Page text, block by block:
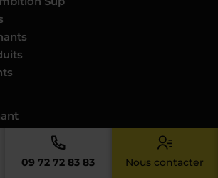
09 72 72 83 83 Nous contacter
musique
dans ma ville
dans votre ville